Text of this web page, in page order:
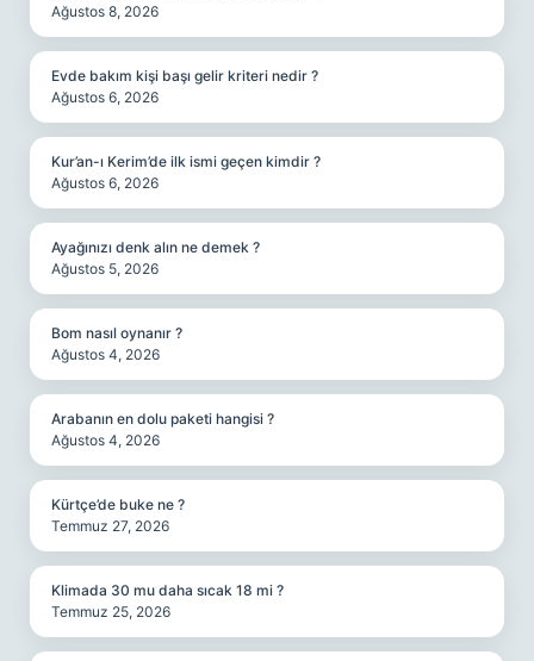
Ağustos 8, 2026
Evde bakım kişi başı gelir kriteri nedir ?
Ağustos 6, 2026
Kur’an-ı Kerim’de ilk ismi geçen kimdir ?
Ağustos 6, 2026
Ayağınızı denk alın ne demek ?
Ağustos 5, 2026
Bom nasıl oynanır ?
Ağustos 4, 2026
Arabanın en dolu paketi hangisi ?
Ağustos 4, 2026
Kürtçe’de buke ne ?
Temmuz 27, 2026
Klimada 30 mu daha sıcak 18 mi ?
Temmuz 25, 2026